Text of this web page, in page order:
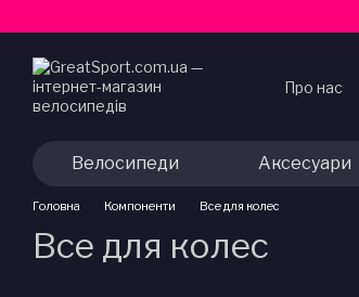
Про нас
Велосипеди Аксесуари
Головна Компоненти Все для колес
Все для колес